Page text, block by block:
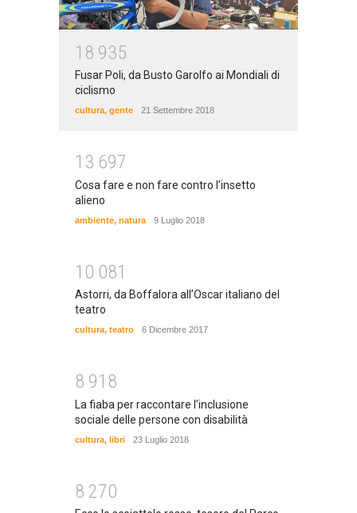
1 8 935
Fusar Poli, da Busto Garolfo ai Mondiali di
ciclismo
cultura, gente 21 Settembre 2018
1 3 697
Cosa fare e non fare contro l’insetto
alieno
ambiente, natura 9 Luglio 2018
1 0 081
Astorri, da Boffalora all’Oscar italiano del
teatro
cultura, teatro 6 Dicembre 2017
8 91 8
La fiaba per raccontare l’inclusione
sociale delle persone con disabilità
cultura, libri 23 Luglio 2018
8 270